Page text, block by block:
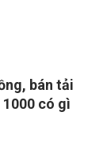
bán tải
1000 có gì